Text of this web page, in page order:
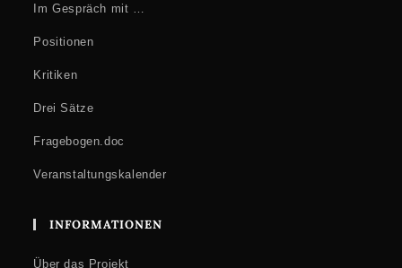
Im Gespräch mit …
Positionen
Kritiken
Drei Sätze
Fragebogen.doc
Veranstaltungskalender
INFORMATIONEN
Über das Projekt